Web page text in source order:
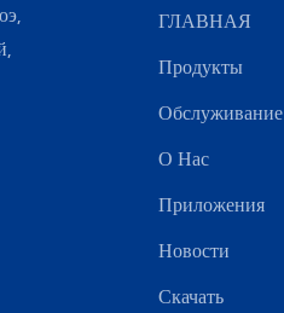
ГЛАВНАЯ
Продукты
Обслуживание
О Нас
Приложения
Новости
Скачать